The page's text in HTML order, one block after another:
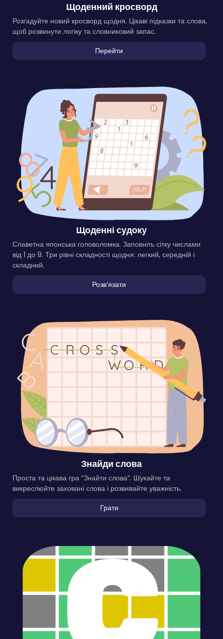
Щоденний кросворд
Розгадуйте новий кросворд щодня. Цікаві підказки та слова,
щоб розвинути логіку та словниковий запас.
Перейти
Щоденні судоку
Славетна японська головоломка. Заповніть сітку числами
від 1 до 9. Три рівні складності щодня: легкий, середній і
складний.
Розвʼязати
Знайди слова
Проста та цікава гра “Знайти слова”. Шукайте та
викреслюйте заховані слова і розвивайте уважність.
Грати